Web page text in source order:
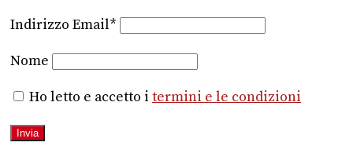
Indirizzo Email*
Nome
Ho letto e accetto i termini e le condizioni